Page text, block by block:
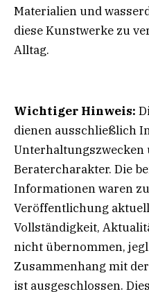
Materialien und
diese Kunstwerke zu
Alltag.
Wichtiger Hinweis:
dienen ausschließlich
Unterhaltungszwecken
Beratercharakter. Die
Informationen waren
Veröffentlichung
Vollständigkeit,
nicht übernommen,
Zusammenhang mit
ist ausgeschlossen.